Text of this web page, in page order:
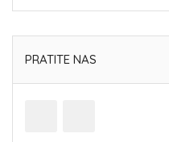
PRATITE NAS